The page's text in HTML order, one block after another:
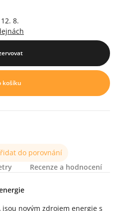
8.
košíku
do porovnání
Recenze a hodnocení
novým zdrojem energie s